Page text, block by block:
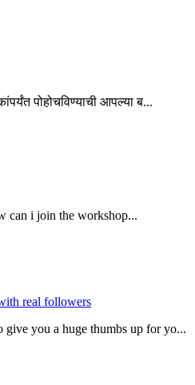
पोहोचविण्याची आपल्या ब...
can i join the workshop...
real followers
you a huge thumbs up for yo...